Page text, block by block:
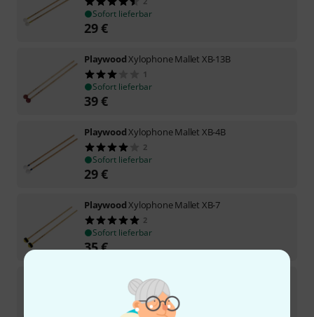
Sofort lieferbar
29€
PlaywoodXylophone Mallet XB-13B
1
Sofort lieferbar
39€
PlaywoodXylophone Mallet XB-4B
2
Sofort lieferbar
29€
PlaywoodXylophone Mallet XB-7
2
Sofort lieferbar
35€
Xylophone Mallet XB-1B
Sofort lieferbar